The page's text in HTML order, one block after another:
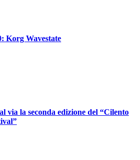
Korg Wavestate
via la seconda edizione del “Cilento